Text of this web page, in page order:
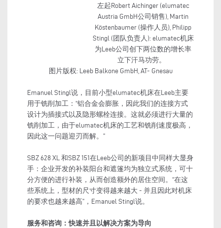
左起Robert Aichinger (elumatec
Austria GmbH公司销售), Martin
Köstenbaumer (操作人员), Philipp
Stingl (团队负责人): elumatec机床
为Leeb公司创下两位数的增长率
立下汗马功劳。
图片版权: Leeb Balkone GmbH, AT- Gnesau
Emanuel Stingl说，目前小型elumatec机床在Leeb主要
用于铣削加工：“铝合金会膨胀，因此我们的连接方式
设计为插接式以及隐形螺栓连接。这就必须进行大量的
铣削加工，由于elumatec机床的工艺和铣削速度极高，
因此这一问题迎刃而解。”
SBZ 628 XL 和SBZ 151在Leeb公司的新项目中同样大显身
手：企业开发的补装阳台和遮篷均为独立式系统，可十
分方便的进行补装，从而创造额外的居住空间。“在这
些系统上，型材的尺寸变得越来越大 - 并且因此对机床
的要求也越来越高”，Emanuel Stingl说。
服务和咨询：快速并且以解决方案为导向